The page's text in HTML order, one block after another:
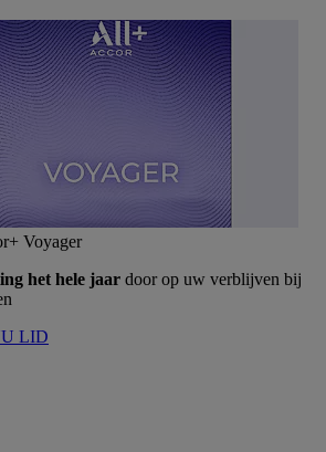
Voyager
het hele jaar door op uw verblijven bij
LID